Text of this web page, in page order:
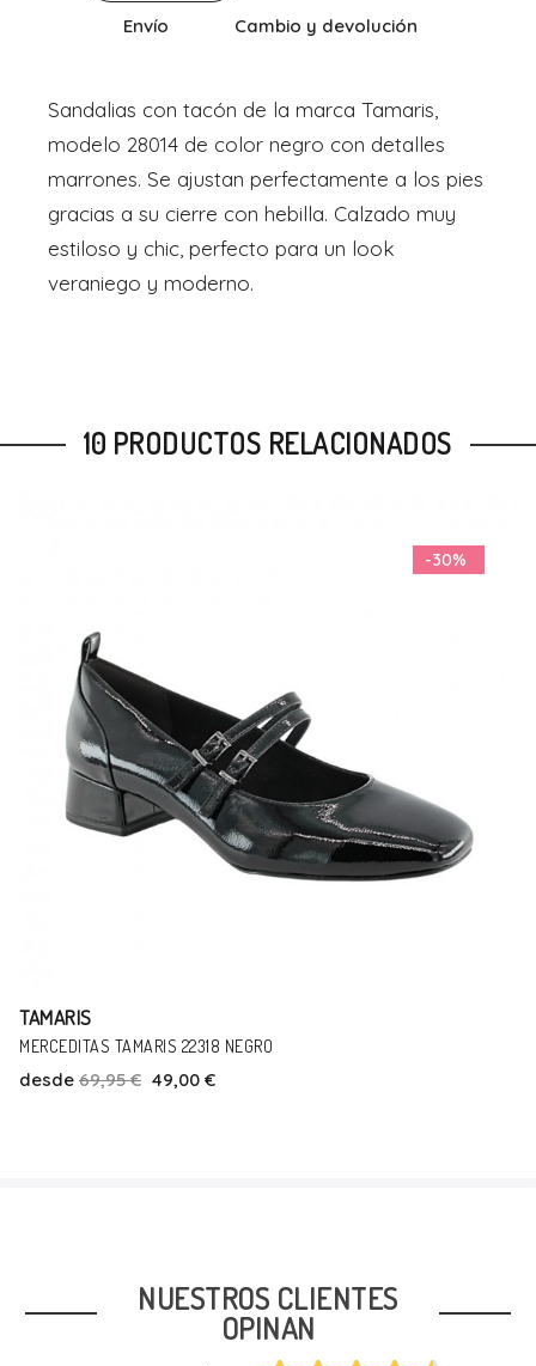
Envío Cambio y devolución
Sandalias con tacón de la marca Tamaris,
modelo 28014 de color negro con detalles
marrones. Se ajustan perfectamente a los pies
gracias a su cierre con hebilla. Calzado muy
estiloso y chic, perfecto para un look
veraniego y moderno.
10 PRODUCTOS RELACIONADOS
-15%
TAMARIS
ZAPATILLAS TAMARIS COMFORT 83704 MARRÓN
desde 99,95 € 85,00 €
NUESTROS CLIENTES
OPINAN